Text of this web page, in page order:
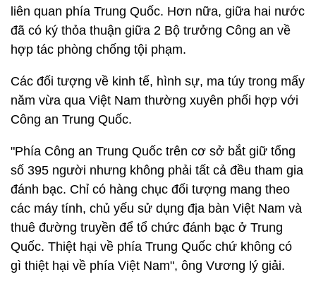
liên quan phía Trung Quốc. Hơn nữa, giữa hai nước
đã có ký thỏa thuận giữa 2 Bộ trưởng Công an về
hợp tác phòng chống tội phạm.
Các đối tượng về kinh tế, hình sự, ma túy trong mấy
năm vừa qua Việt Nam thường xuyên phối hợp với
Công an Trung Quốc.
"Phía Công an Trung Quốc trên cơ sở bắt giữ tổng
số 395 người nhưng không phải tất cả đều tham gia
đánh bạc. Chỉ có hàng chục đối tượng mang theo
các máy tính, chủ yếu sử dụng địa bàn Việt Nam và
thuê đường truyền để tổ chức đánh bạc ở Trung
Quốc. Thiệt hại về phía Trung Quốc chứ không có
gì thiệt hại về phía Việt Nam", ông Vương lý giải.